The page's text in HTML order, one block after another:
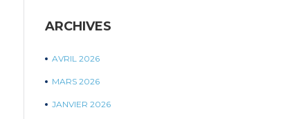
ARCHIVES
AVRIL 2026
MARS 2026
JANVIER 2026